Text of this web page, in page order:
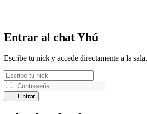
Entrar al chat Yhú
Escribe tu nick y accede directamente a la sala.
Entrar